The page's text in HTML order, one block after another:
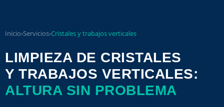
Inicio›Servicios›Cristales y trabajos verticales
LIMPIEZA DE CRISTALES
Y TRABAJOS VERTICALES:
ALTURA SIN PROBLEMA